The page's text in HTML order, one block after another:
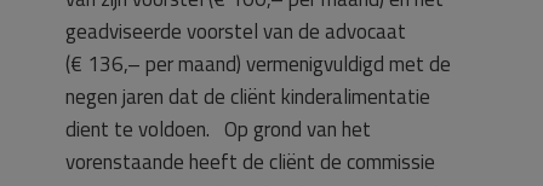
geadviseerde voorstel van de advocaat
(€ 136,– per maand) vermenigvuldigd met de
negen jaren dat de cliënt kinderalimentatie
dient te voldoen. Op grond van het
vorenstaande heeft de cliënt de commissie